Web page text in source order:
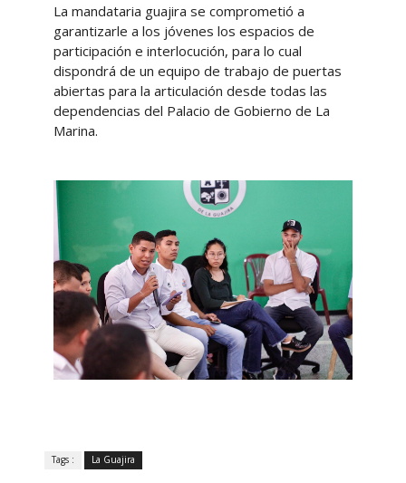
La mandataria guajira se comprometió a
garantizarle a los jóvenes los espacios de
participación e interlocución, para lo cual
dispondrá de un equipo de trabajo de puertas
abiertas para la articulación desde todas las
dependencias del Palacio de Gobierno de La
Marina.
Tags : La Guajira